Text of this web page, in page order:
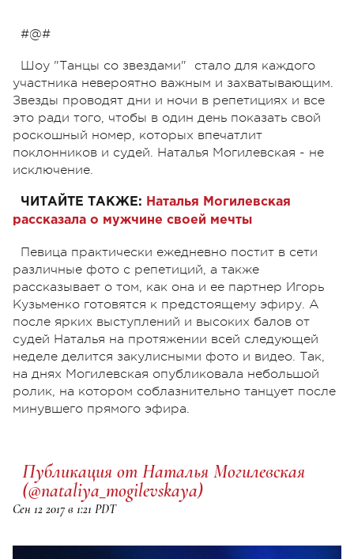
#@#
Шоу "Танцы со звездами" стало для каждого
участника невероятно важным и захватывающим.
Звезды проводят дни и ночи в репетициях и все
это ради того, чтобы в один день показать свой
роскошный номер, которых впечатлит
поклонников и судей. Наталья Могилевская - не
исключение.
ЧИТАЙТЕ ТАКЖЕ: Наталья Могилевская
рассказала о мужчине своей мечты
Певица практически ежедневно постит в сети
различные фото с репетиций, а также
рассказывает о том, как она и ее партнер Игорь
Кузьменко готовятся к предстоящему эфиру. А
после ярких выступлений и высоких балов от
судей Наталья на протяжении всей следующей
неделе делится закулисными фото и видео. Так,
на днях Могилевская опубликовала небольшой
ролик, на котором соблазнительно танцует после
минувшего прямого эфира.
Публикация от Наталья Могилевская
(@nataliya_mogilevskaya)
Сен 12 2017 в 1:21 PDT